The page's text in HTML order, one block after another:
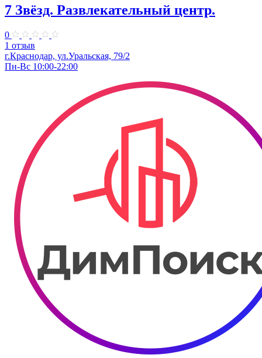
7 Звёзд. Развлекательный центр.
0
1 отзыв
г.Краснодар, ул.Уральская, 79/2
Пн-Вс 10:00-22:00